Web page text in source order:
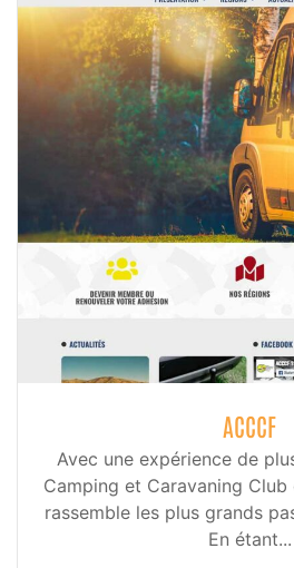
ACCCF
Avec une expérience de
Camping et Caravaning Club
rassemble les plus grands
En étant...